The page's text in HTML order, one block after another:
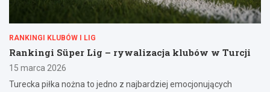
RANKINGI KLUBÓW I LIG
Rankingi Süper Lig – rywalizacja klubów w Turcji
15 marca 2026
Turecka piłka nożna to jedno z najbardziej emocjonujących